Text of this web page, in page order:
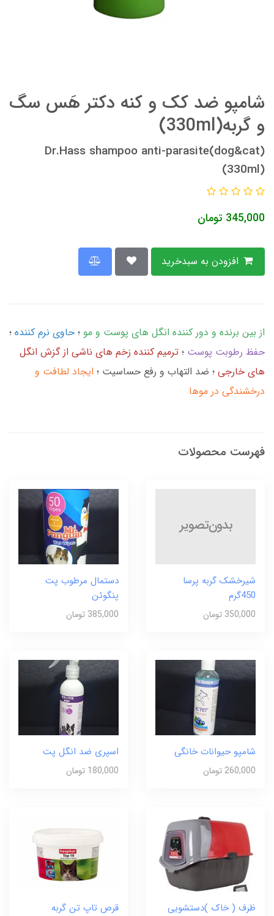
شامپو ضد کک و کنه دکتر هَس سگ
و گربه(330ml)
Dr.Hass shampoo anti-parasite(dog&cat)
(330ml)
345,000 تومان
از بین برنده و دور کننده انگل های پوست و مو ؛ حاوی نرم کننده ؛
حفظ رطوبت پوست ؛ ترمیم کننده زخم های ناشی از گزش انگل
های خارجی ؛ ضد التهاب و رفع حساسیت ؛ ایجاد لطافت و
درخشندگی در موها
فهرست محصولات
شیرخشک گربه پرسا
450گرم
350,000 تومان
دستمال مرطوب پت
پنگوئن
385,000 تومان
شامپو حیوانات خانگی
260,000 تومان
اسپری ضد انگل پت
180,000 تومان
ظرف ( خاک )دستشویی
قرص تاپ تن گربه